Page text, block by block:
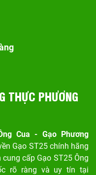
THỰC PHƯƠNG
Cua - Gạo Phương
Gạo ST25 chính hãng
cấp Gạo ST25 Ông
rõ ràng và uy tín tại